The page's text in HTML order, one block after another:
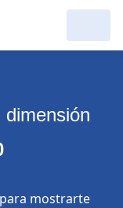
dimensión
mostrarte